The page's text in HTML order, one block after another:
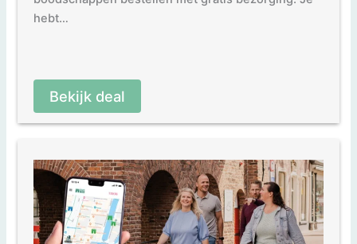
hebt…
Bekijk deal